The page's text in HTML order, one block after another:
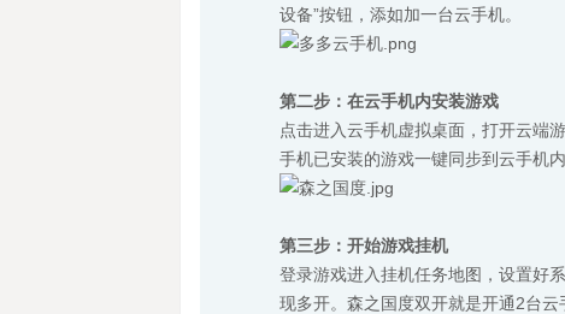
设备”按钮，添如加一台云手机。
第二步：在云手机内安装游戏
点击进入云手机虚拟桌面，打开云端
手机已安装的游戏一键同步到云手机内
第三步：开始游戏挂机
登录游戏进入挂机任务地图，设置好
现多开。森之国度双开就是开通2台